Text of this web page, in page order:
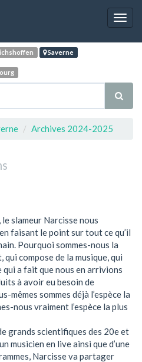
Saverne
Archives 2024-2025
, le slameur Narcisse nous
faisant le point sur tout ce qu’il
Pourquoi sommes-nous la
compose de la musique, qui
qui a fait que nous en arrivions
à avoir eu besoin de
mêmes sommes déjà l’espèce la
nous vraiment l’espèce la plus
grands scientifiques des 20e et
musicien en live ainsi que d’une
Narcisse va partager